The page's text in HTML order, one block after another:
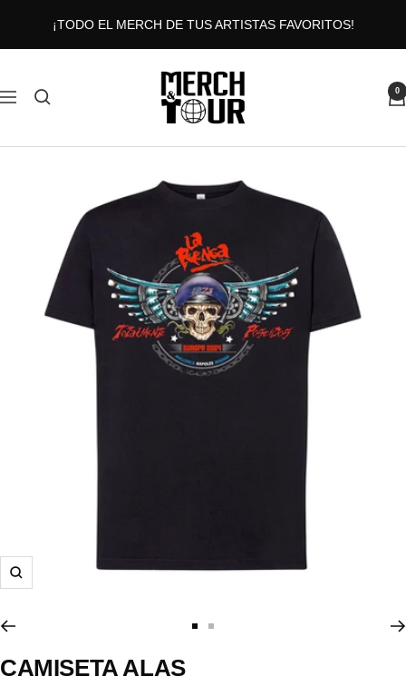
contenido
¡TODO EL MERCH DE TUS ARTISTAS FAVORITOS!
Navigación
MERCHANDTOUR
0
Zoom
CAMISETA ALAS